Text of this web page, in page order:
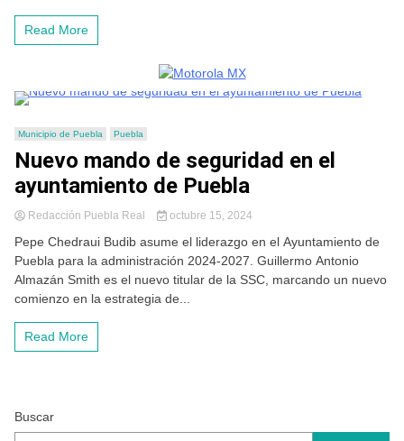
Read More
Municipio de Puebla Puebla
Nuevo mando de seguridad en el
ayuntamiento de Puebla
Redacción Puebla Real octubre 15, 2024
Pepe Chedraui Budib asume el liderazgo en el Ayuntamiento de
Puebla para la administración 2024-2027. Guillermo Antonio
Almazán Smith es el nuevo titular de la SSC, marcando un nuevo
comienzo en la estrategia de...
Read More
Buscar